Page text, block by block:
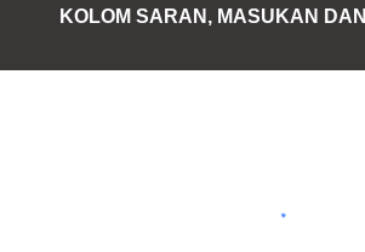
KOLOM SARAN, MASUKAN